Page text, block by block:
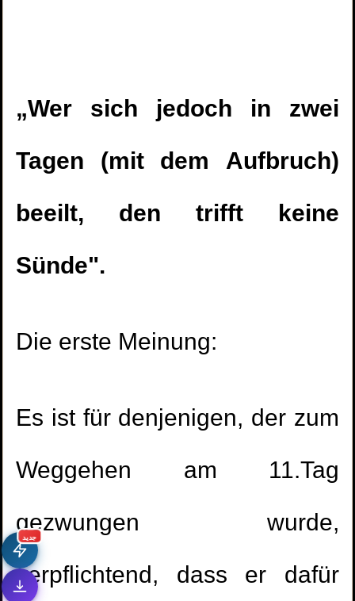
جديد
„Wer sich jedoch in zwei
Tagen (mit dem Aufbruch)
beeilt, den trifft keine
Sünde".
Die erste Meinung:
Es ist für denjenigen, der zum
Weggehen am 11.Tag
gezwungen wurde,
verpflichtend, dass er dafür